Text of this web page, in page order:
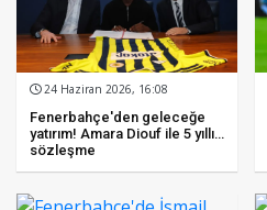
24 Haziran 2026, 16:08
Fenerbahçe'den geleceğe
yatırım! Amara Diouf ile 5 yıllık
sözleşme